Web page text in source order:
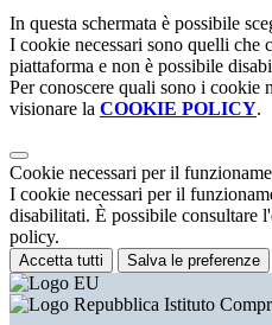
In questa schermata è possibile
I cookie necessari sono quelli che
piattaforma e non è possibile
Per conoscere quali sono i cookie
visionare la COOKIE POLICY.
Cookie necessari per il
I cookie necessari per il
disabilitati. È possibile consultare
policy.
Accetta tutti Salva le preferenze
Istituto